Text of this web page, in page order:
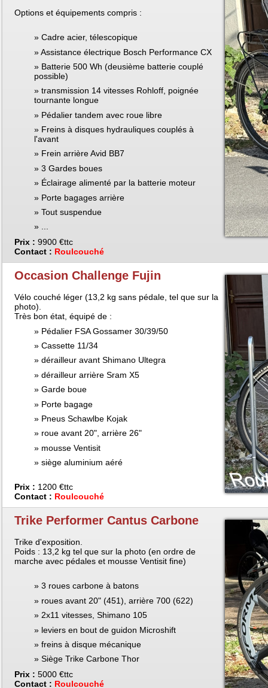
Options et équipements compris :
Cadre acier, télescopique
Assistance électrique Bosch Performance CX
Batterie 500 Wh (deusième batterie couplé
possible)
transmission 14 vitesses Rohloff, poignée
tournante longue
Pédalier tandem avec roue libre
Freins à disques hydrauliques couplés à
l'avant
Frein arrière Avid BB7
3 Gardes boues
Éclairage alimenté par la batterie moteur
Porte bagages arrière
Tout suspendue
...
Prix : 9900 €ttc
Contact : Roulcouché
Occasion Challenge Fujin
Vélo couché léger (13,2 kg sans pédale, tel que sur la
photo).
Très bon état, équipé de :
Pédalier FSA Gossamer 30/39/50
Cassette 11/34
dérailleur avant Shimano Ultegra
dérailleur arrière Sram X5
Garde boue
Porte bagage
Pneus Schawlbe Kojak
roue avant 20", arrière 26"
mousse Ventisit
siège aluminium aéré
Prix : 1200 €ttc
Contact : Roulcouché
Trike Performer Cantus Carbone
Trike d'exposition.
Poids : 13,2 kg tel que sur la photo (en ordre de
marche avec pédales et mousse Ventisit fine)
3 roues carbone à batons
roues avant 20" (451), arrière 700 (622)
2x11 vitesses, Shimano 105
leviers en bout de guidon Microshift
freins à disque mécanique
Siège Trike Carbone Thor
Prix : 5000 €ttc
Contact : Roulcouché